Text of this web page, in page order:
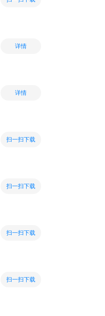
详情
详情
扫一扫下载
扫一扫下载
扫一扫下载
扫一扫下载